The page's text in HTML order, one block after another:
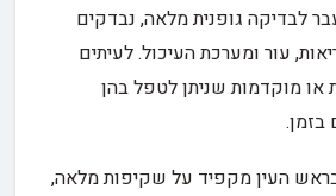
לבדיקה גופנית מלאה, נבדקים
עור ומערכת העיכול. לעיתים
או מוקדמות שניתן לטפל בהן
בזמן.
בראש העין מקפיד על שקיפות מלאה,